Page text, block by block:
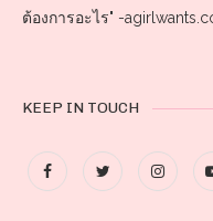
ต้องการอะไร" -
KEEP IN TOUCH